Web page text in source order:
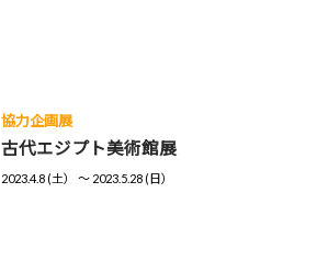
協力企画展
古代エジプト美術館展
2023.4.8 (土） 〜 2023.5.28 (日）